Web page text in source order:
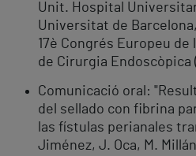
Unit. Hospital
Universitat de
17è Congrés Europeu
de Cirurgia Endoscòpica
Comunicació oral:
del sellado con fibrina
las fístulas perianales
Jiménez, J. Oca, M.